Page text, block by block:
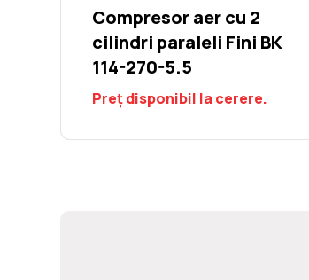
Compresor aer cu 2
cilindri paraleli Fini BK
114-270-5.5
Preț disponibil la cerere.